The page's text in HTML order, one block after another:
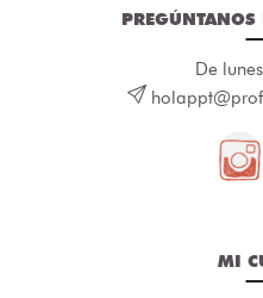
De
MI